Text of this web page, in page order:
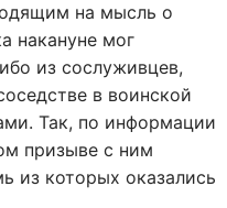
на мысль о
накануне мог
из сослуживцев,
в воинской
Так, по информации
призыве с ним
из которых оказались